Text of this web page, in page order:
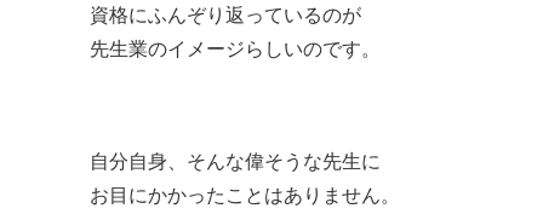
資格にふんぞり返っているのが
先生業のイメージらしいのです。
自分自身、そんな偉そうな先生に
お目にかかったことはありません。